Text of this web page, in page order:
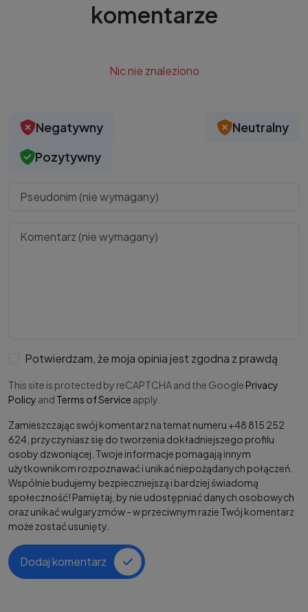
komentarze
Nic nie znaleziono
Negatywny
Neutralny
Pozytywny
Potwierdzam, że moja opinia jest zgodna z prawdą
This site is protected by reCAPTCHA and the Google Privacy
Policy and Terms of Service apply.
Zamieszczając swój komentarz na temat numeru +48 815 252
624, przyczyniasz się do tworzenia dokładniejszego profilu
osoby dzwoniącej. Twoje informacje pomagają innym
użytkownikom rozpoznawać i unikać niepożądanych połączeń.
Wspólnie budujemy bezpieczniejszą i bardziej świadomą
społeczność! Pamiętaj, by nie udostępniać danych osobowych
oraz unikać wulgaryzmów - w przeciwnym razie Twój komentarz
może zostać usunięty.
Dodaj komentarz